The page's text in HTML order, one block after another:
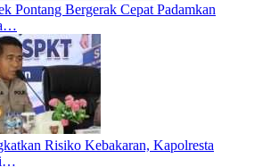
Pontang Bergerak Cepat Padamkan
Risiko Kebakaran, Kapolresta